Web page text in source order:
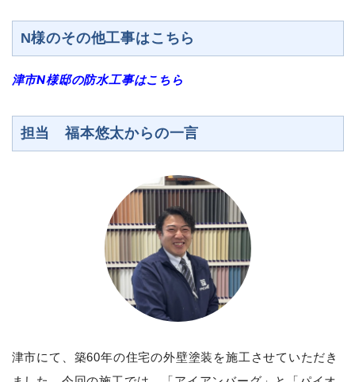
N様のその他工事はこちら
津市N様邸の防水工事はこちら
担当 福本悠太からの一言
津市にて、築60年の住宅の外壁塗装を施工させていただき